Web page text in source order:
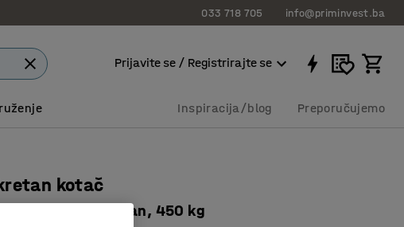
033 718 705 info@priminvest.ba
Prijavite se / Registrirajte se
Inspiracija/blog Preporučujemo
kotač
mm, poliuretan, 450 kg